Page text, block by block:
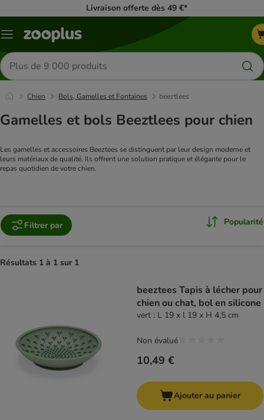
Livraison offerte dès 49 €*
Menu
Rechercher
des
produits
Chien Bols, Gamelles et Fontaines beeztlees
Gamelles et bols Beeztlees pour chien
Les gamelles et accessoires Beeztees se distinguent par leur design moderne et
leurs matériaux de qualité. Ils offrent une solution pratique et élégante pour le
repas quotidien de votre chien.
Filtrer par Popularité
Résultats 1 à 1 sur 1
beeztees Tapis à lécher pour
chien ou chat, bol en silicone
vert : L 19 x l 19 x H 4,5 cm
10,49 €
Non évalué
Ajouter au panier